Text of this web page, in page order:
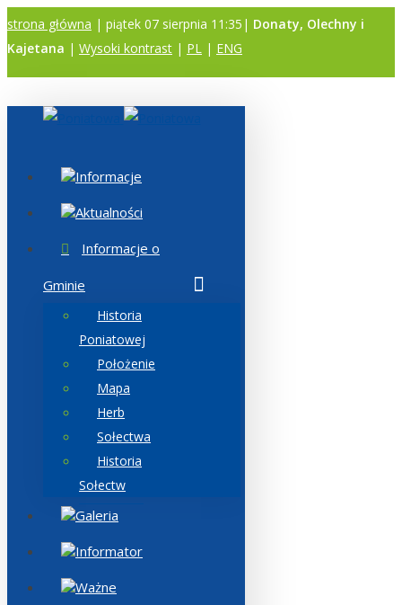
strona główna | piątek 07 sierpnia 11:35| Donaty, Olechny i
Kajetana | Wysoki kontrast | PL | ENG
Informacje
Aktualności
Informacje o
Gminie
Historia
Poniatowej
Położenie
Mapa
Herb
Sołectwa
Historia
Sołectw
Galeria
Informator
Ważne